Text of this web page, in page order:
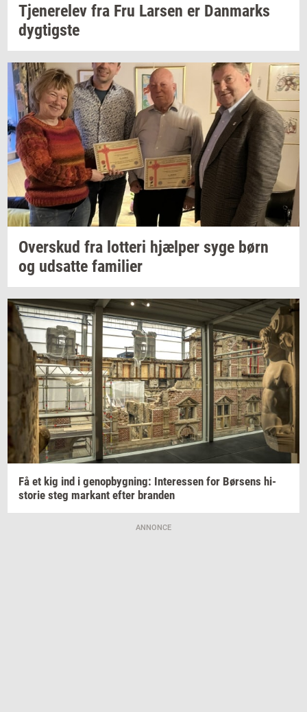
Tje­ne­re­lev fra Fru Lar­sen er Dan­marks
dyg­tig­ste
Over­skud fra lot­te­ri hjæl­per syge børn
og ud­sat­te fa­mi­li­er
Få et kig ind i genop­byg­ning: In­ter­es­sen for Bør­sens hi­
sto­rie steg mar­kant efter bran­den
ANNONCE